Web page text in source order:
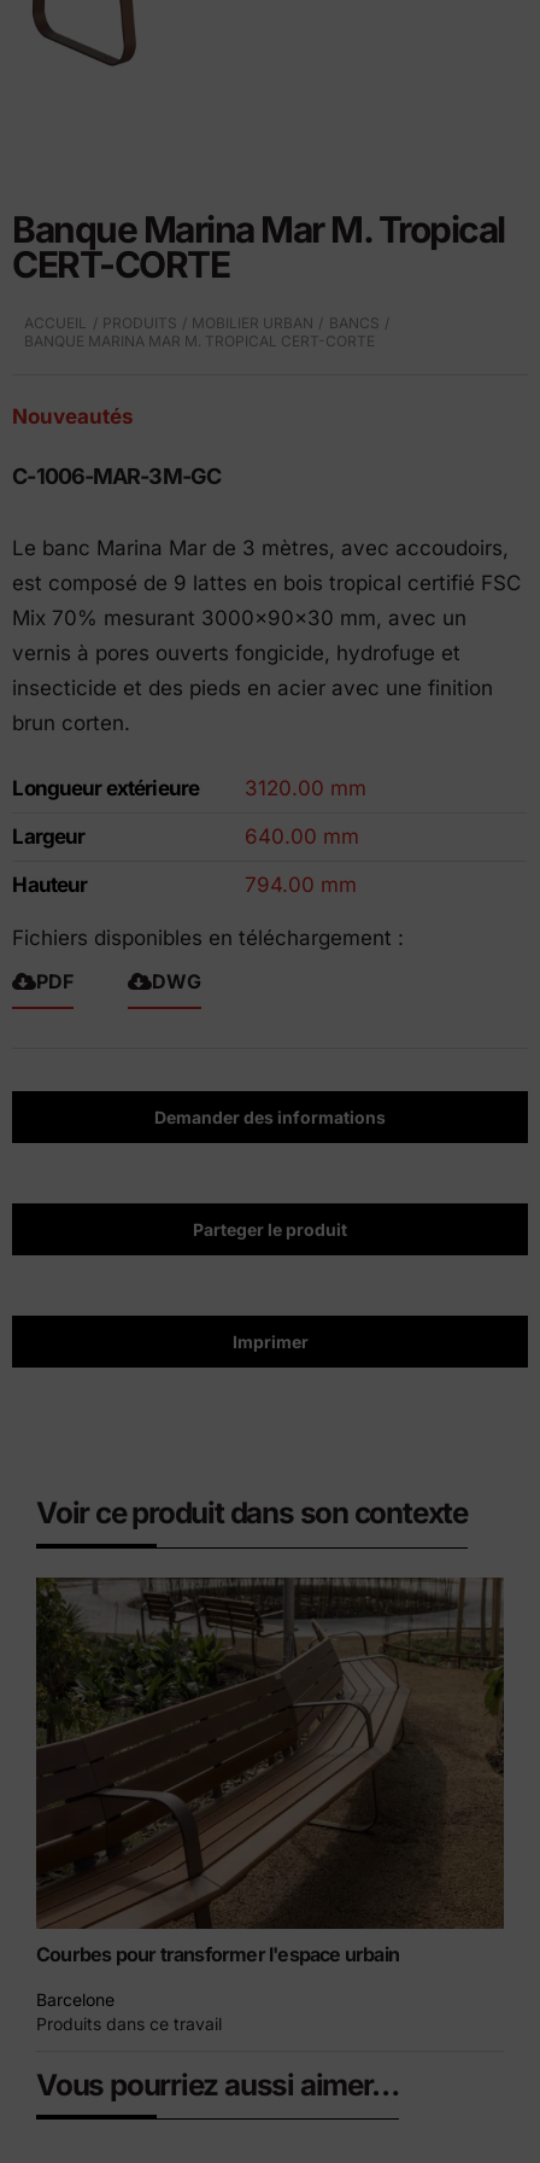
Banque Marina Mar M. Tropical
CERT-CORTE
ACCUEIL PRODUITS MOBILIER URBAN
BANCS
BANQUE MARINA MAR M. TROPICAL CERT-CORTE
Nouveautés
C-1006-MAR-3M-GC
Le banc Marina Mar de 3 mètres, avec accoudoirs,
est composé de 9 lattes en bois tropical certifié FSC
Mix 70% mesurant 3000x90x30 mm, avec un
vernis à pores ouverts fongicide, hydrofuge et
insecticide et des pieds en acier avec une finition
brun corten.
Longueur extérieure
3120.00 mm
Largeur
640.00 mm
Hauteur
794.00 mm
Fichiers disponibles en téléchargement :
PDF
DWG
Demander des informations
Parteger le produit
Imprimer
Voir ce produit dans son contexte
Courbes pour transformer l'espace urbain
Barcelone
Produits dans ce travail
Vous pourriez aussi aimer…